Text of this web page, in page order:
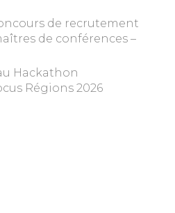
de recrutement
de conférences –
Hackathon
Régions 2026